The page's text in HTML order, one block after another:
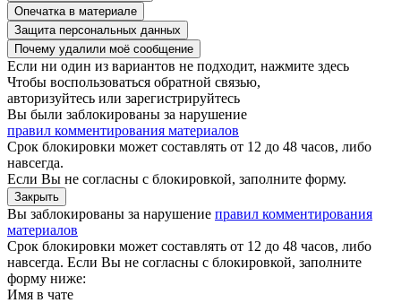
Опечатка в материале
Защита персональных данных
Почему удалили моё сообщение
Если ни один из вариантов не подходит, нажмите здесь
Чтобы воспользоваться обратной связью,
авторизуйтесь или зарегистрируйтесь
Вы были заблокированы за нарушение
правил комментирования материалов
Срок блокировки может составлять от 12 до 48 часов, либо
навсегда.
Если Вы не согласны c блокировкой, заполните форму.
Закрыть
Вы заблокированы за нарушение правил комментирования
материалов
Срок блокировки может составлять от 12 до 48 часов, либо
навсегда. Если Вы не согласны с блокировкой, заполните
форму ниже:
Имя в чате